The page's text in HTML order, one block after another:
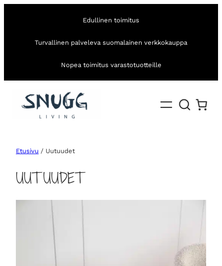
Edullinen toimitus
Turvallinen palveleva suomalainen verkkokauppa
Nopea toimitus varastotuotteille
Etusivu / Uutuudet
UUTUUDET